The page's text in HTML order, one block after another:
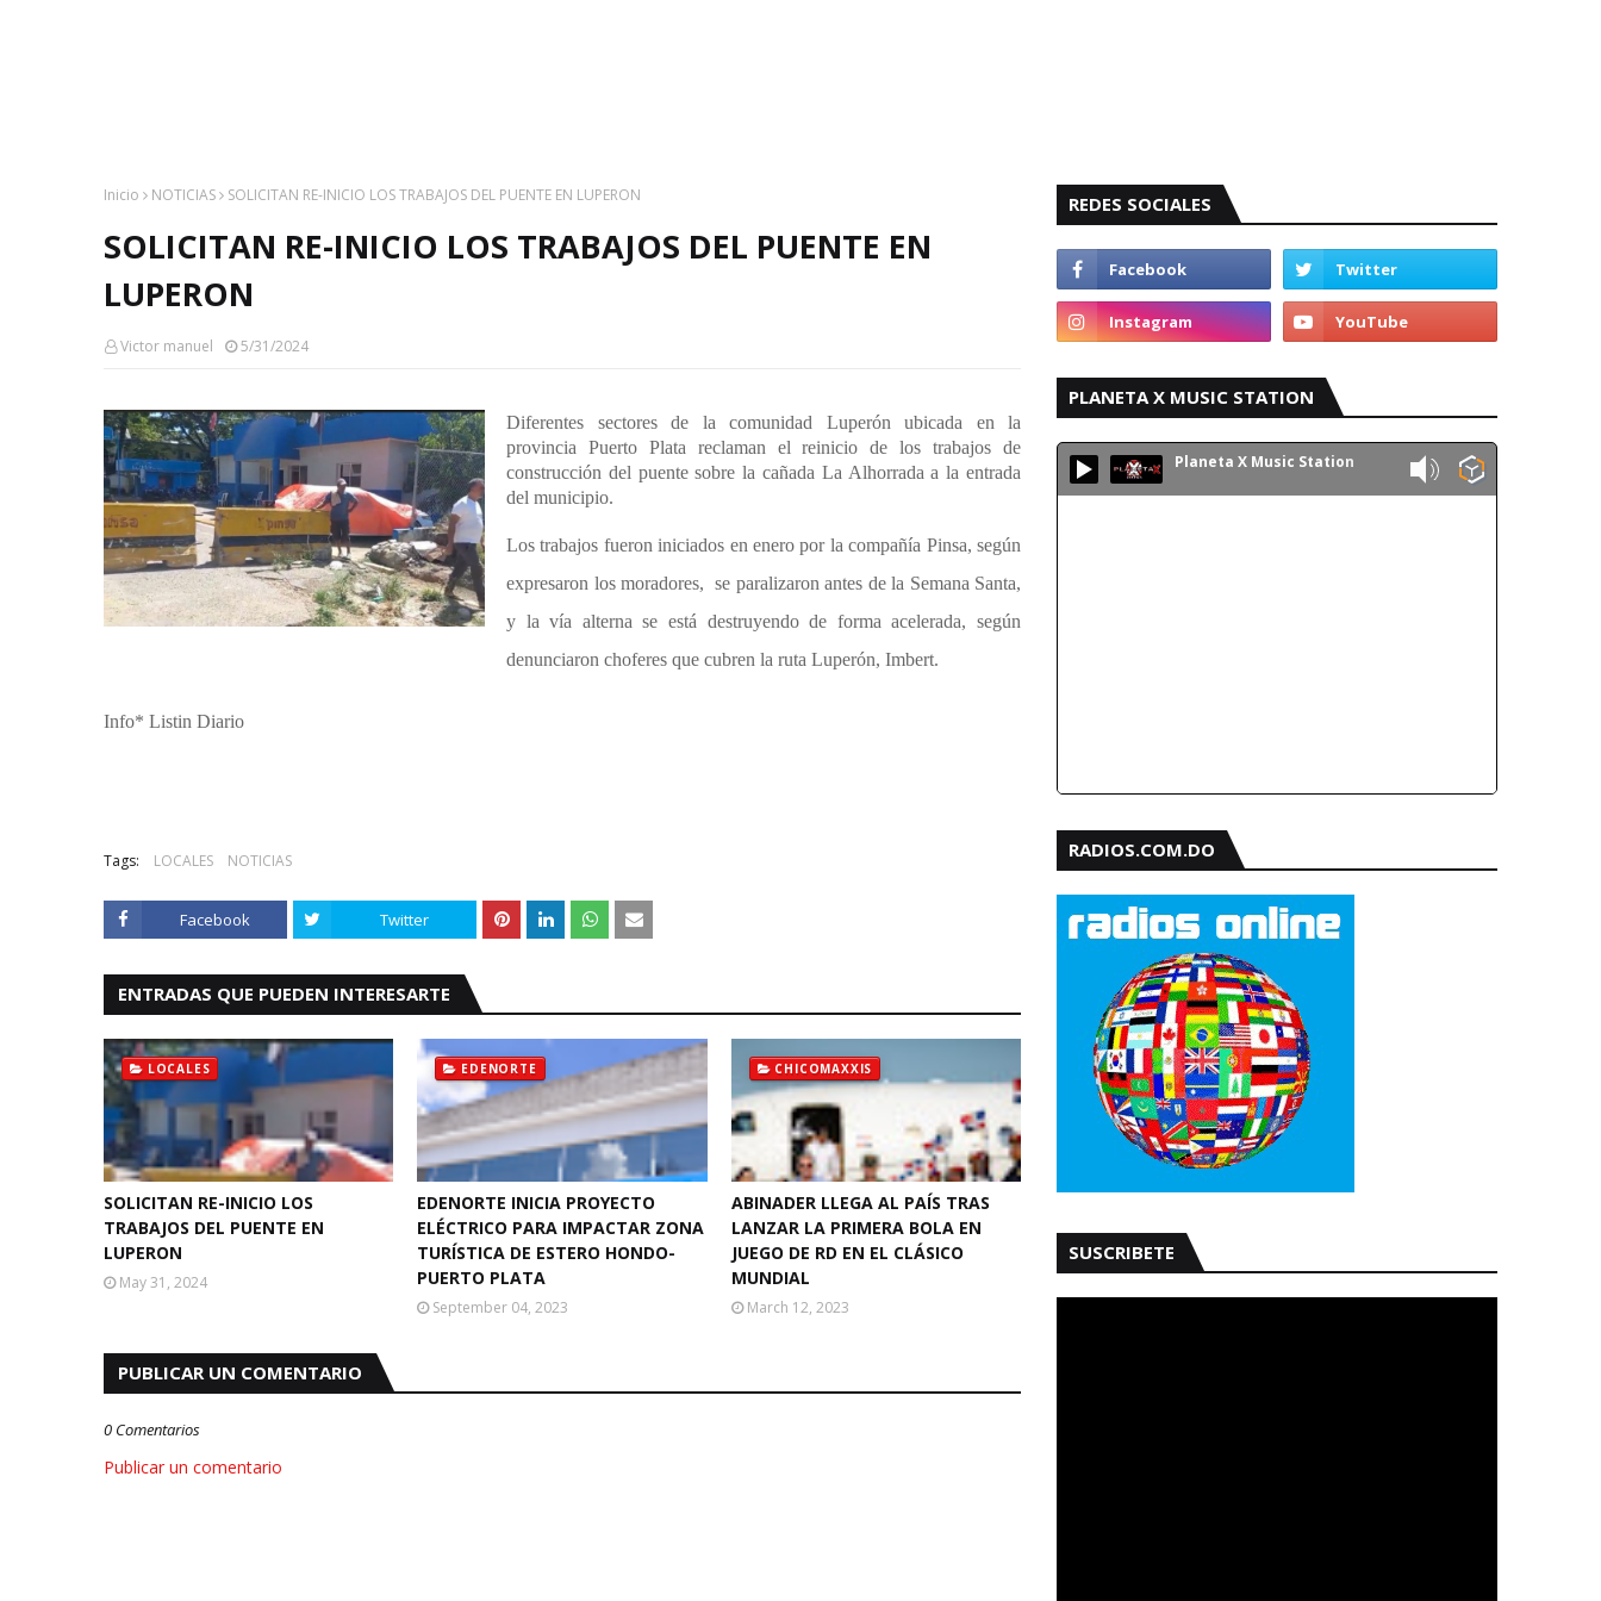
Inicio NOTICIAS SOLICITAN RE-INICIO LOS TRABAJOS DEL PUENTE EN LUPERON
SOLICITAN RE-INICIO LOS TRABAJOS DEL PUENTE EN
LUPERON
Victor manuel 5/31/2024
Diferentes sectores de la comunidad Luperón ubicada en la
provincia Puerto Plata reclaman el reinicio de los trabajos de
construcción del puente sobre la cañada La Alhorrada a la entrada
del municipio.
Los trabajos fueron iniciados en enero por la compañía Pinsa, según
expresaron los moradores, se paralizaron antes de la Semana Santa,
y la vía alterna se está destruyendo de forma acelerada, según
denunciaron choferes que cubren la ruta Luperón, Imbert.
Info* Listin Diario
Tags: LOCALES NOTICIAS
Facebook Twitter
ENTRADAS QUE PUEDEN INTERESARTE
LOCALES
SOLICITAN RE-INICIO LOS
TRABAJOS DEL PUENTE EN
LUPERON
May 31, 2024
EDENORTE
EDENORTE INICIA PROYECTO
ELÉCTRICO PARA IMPACTAR ZONA
TURÍSTICA DE ESTERO HONDO-
PUERTO PLATA
September 04, 2023
CHICOMAXXIS
ABINADER LLEGA AL PAÍS TRAS
LANZAR LA PRIMERA BOLA EN
JUEGO DE RD EN EL CLÁSICO
MUNDIAL
March 12, 2023
PUBLICAR UN COMENTARIO
0 Comentarios
Publicar un comentario
REDES SOCIALES
PLANETA X MUSIC STATION
Planeta X Music Station
RADIOS.COM.DO
SUSCRIBETE